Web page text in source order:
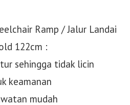
Ramp / Jalur Landai
122cm :
sehingga tidak licin
keamanan
mudah